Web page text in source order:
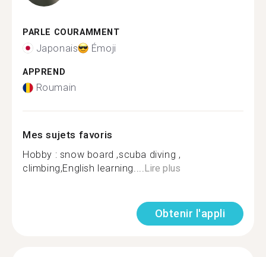
PARLE COURAMMENT
Japonais Émoji
APPREND
Roumain
Mes sujets favoris
Hobby : snow board ,scuba diving ,
climbing,English learning....Lire plus
Obtenir l'appli